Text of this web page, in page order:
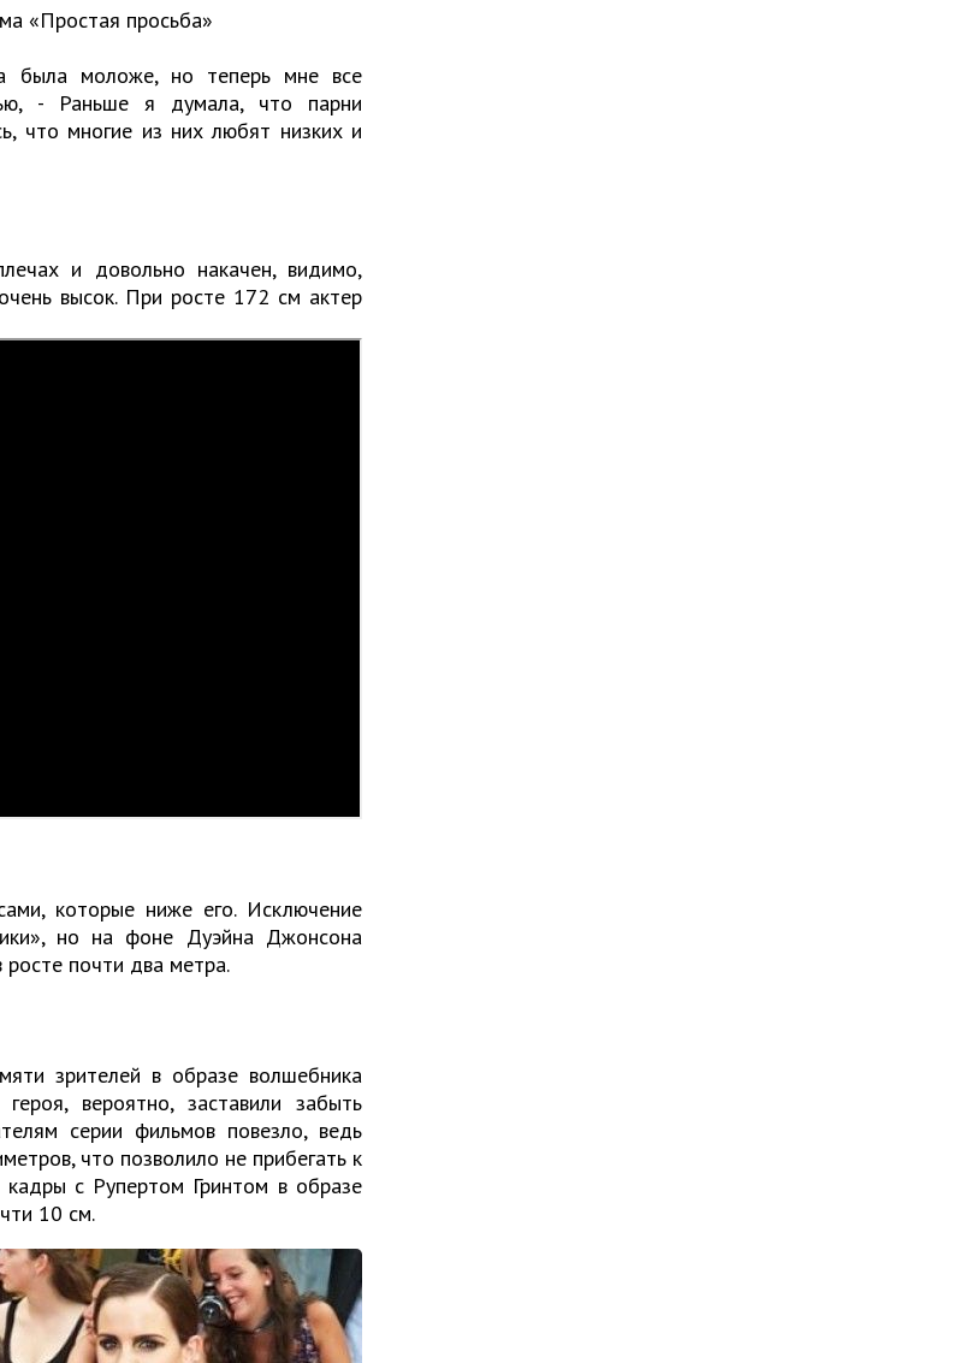
«Простая просьба»
была моложе, но теперь мне все
- Раньше я думала, что парни
что многие из них любят низких и
и довольно накачен, видимо,
высок. При росте 172 см актер
которые ниже его. Исключение
но на фоне Дуэйна Джонсона
почти два метра.
зрителей в образе волшебника
вероятно, заставили забыть
серии фильмов повезло, ведь
что позволило не прибегать к
с Рупертом Гринтом в образе
10 см.